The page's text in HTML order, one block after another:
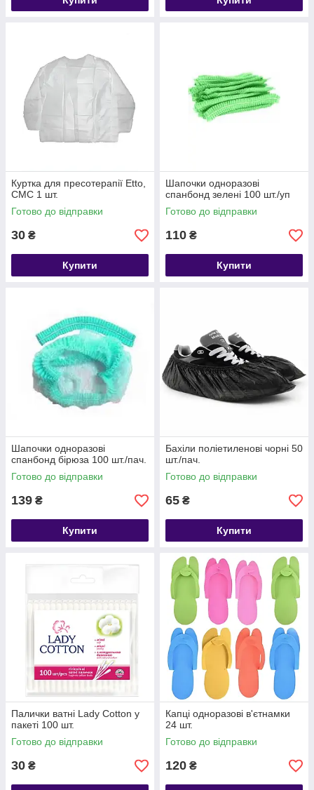
Куртка для пресотерапії Etto,
СМС 1 шт.
Готово до відправки
30 ₴
Купити
Шапочки одноразові
спанбонд зелені 100 шт./уп
Готово до відправки
110 ₴
Купити
Шапочки одноразові
спанбонд бірюза 100 шт./пач.
Готово до відправки
139 ₴
Купити
Бахіли поліетиленові чорні 50
шт./пач.
Готово до відправки
65 ₴
Купити
Палички ватні Lady Cotton у
пакеті 100 шт.
Готово до відправки
30 ₴
Капці одноразові в'єтнамки
24 шт.
Готово до відправки
120 ₴